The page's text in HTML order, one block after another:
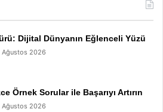
Dijital Dünyanın Eğlenceli Yüzü
Ağustos 2026
Örnek Sorular ile Başarıyı Artırın
Ağustos 2026